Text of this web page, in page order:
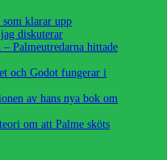
som klarar upp
diskuterar
Palmeutredarna hittade
och Godot fungerar i
av hans nya bok om
om att Palme sköts